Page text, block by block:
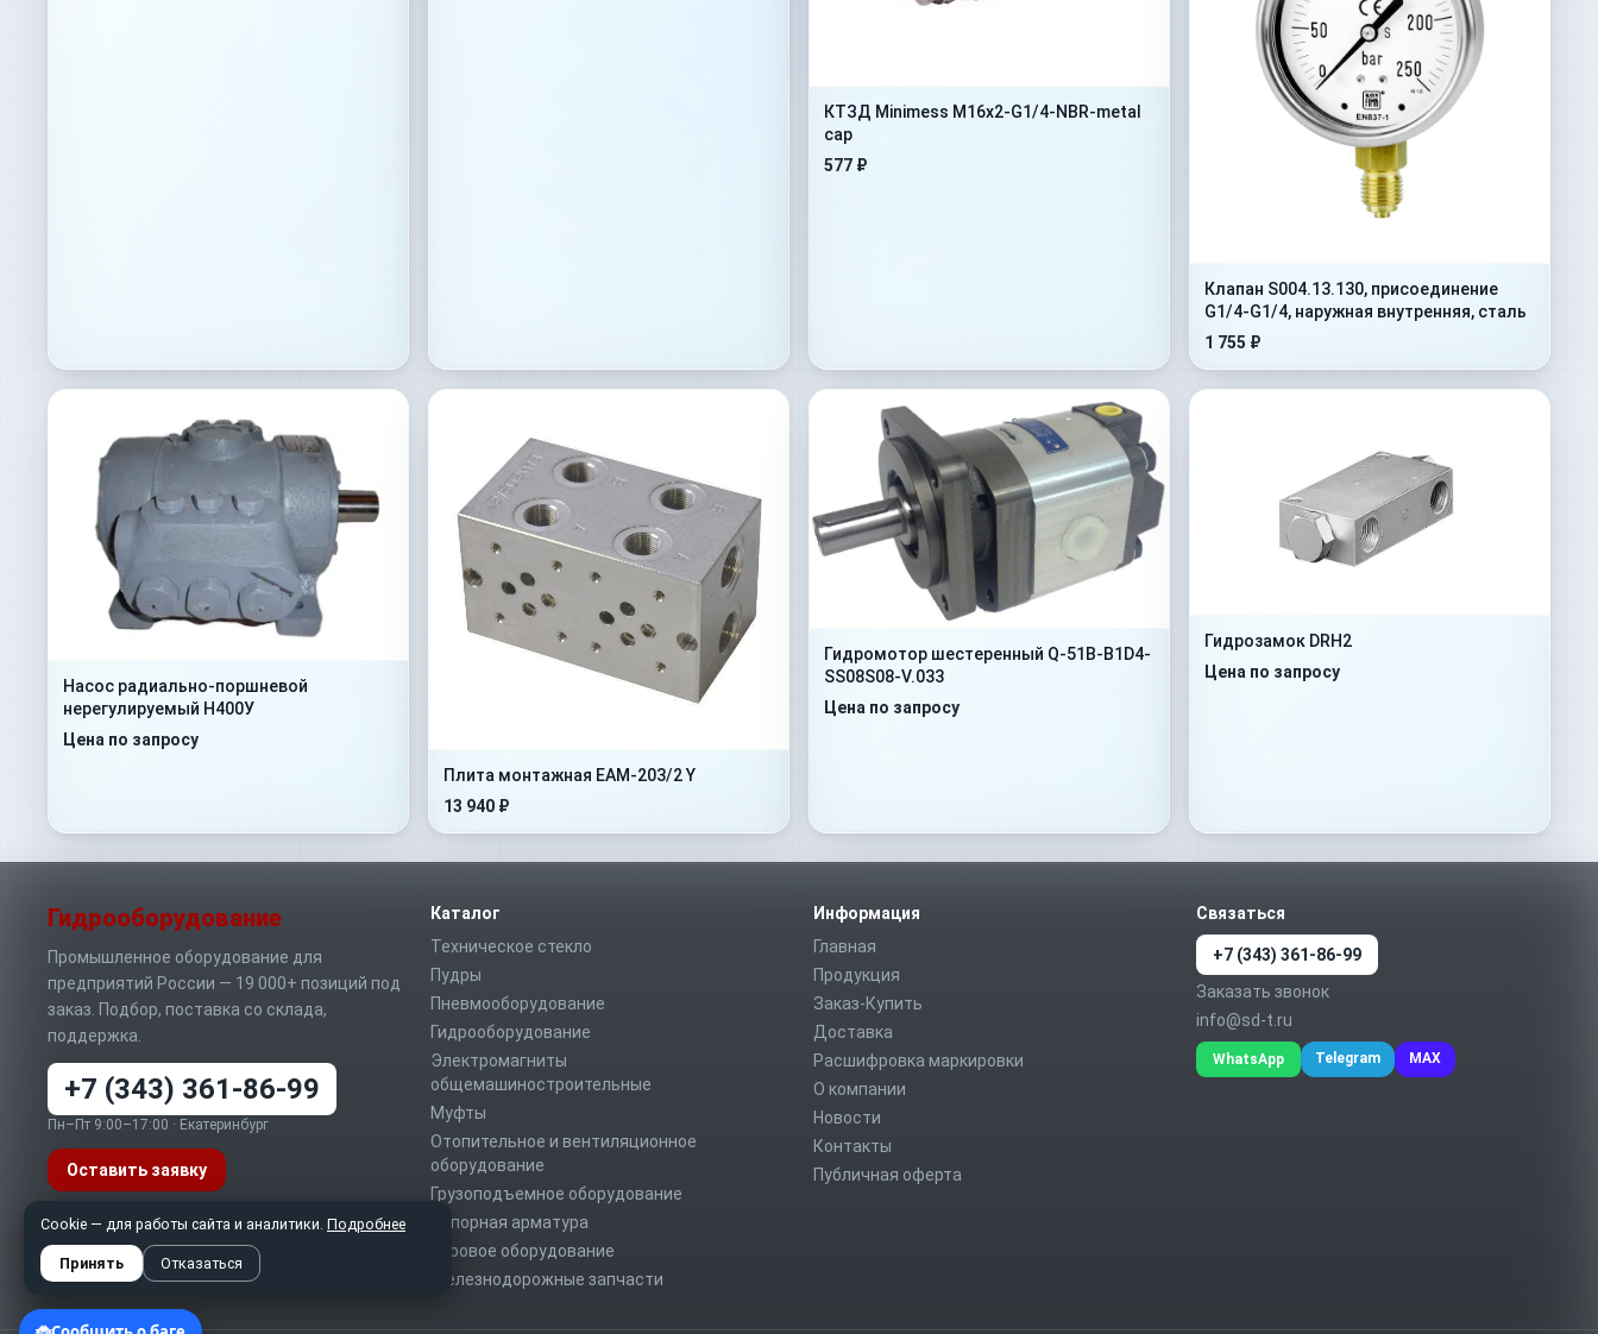
КТЗД Minimess M16x2-G1/4-NBR-metal
cap
577 ₽
Клапан S004.13.130, присоединение
G1/4-G1/4, наружная внутренняя, сталь
1 755 ₽
Насос радиально-поршневой
нерегулируемый Н400У
Цена по запросу
Плита монтажная EAM-203/2 Y
13 940 ₽
Гидромотор шестеренный Q-51B-B1D4-
SS08S08-V.033
Цена по запросу
Гидрозамок DRH2
Цена по запросу
Гидрооборудование
Промышленное оборудование для
предприятий России — 19 000+ позиций под
заказ. Подбор, поставка со склада,
поддержка.
+7 (343) 361-86-99
Пн–Пт 9:00–17:00 · Екатеринбург
Оставить заявку
WhatsApp Telegram MAX
info@sd-t.ru
Каталог
Техническое стекло
Пудры
Пневмооборудование
Гидрооборудование
Электромагниты
общемашиностроительные
Муфты
Отопительное и вентиляционное
оборудование
Грузоподъемное оборудование
Запорная арматура
Буровое оборудование
Железнодорожные запчасти
Информация
Главная
Продукция
Заказ-Купить
Доставка
Расшифровка маркировки
О компании
Новости
Контакты
Публичная оферта
Связаться
+7 (343) 361-86-99
Заказать звонок
info@sd-t.ru
WhatsApp Telegram MAX
Cookie — для работы сайта и аналитики. Подробнее
Принять Отказаться